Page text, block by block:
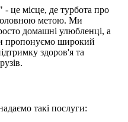
це місце, де турбота про
метою. Ми
домашні улюбленці, а
пропонуємо широкий
здоров'я та
такі послуги: